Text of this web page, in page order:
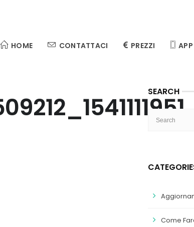
HOME CONTATTACI PREZZI
SEARCH
Come